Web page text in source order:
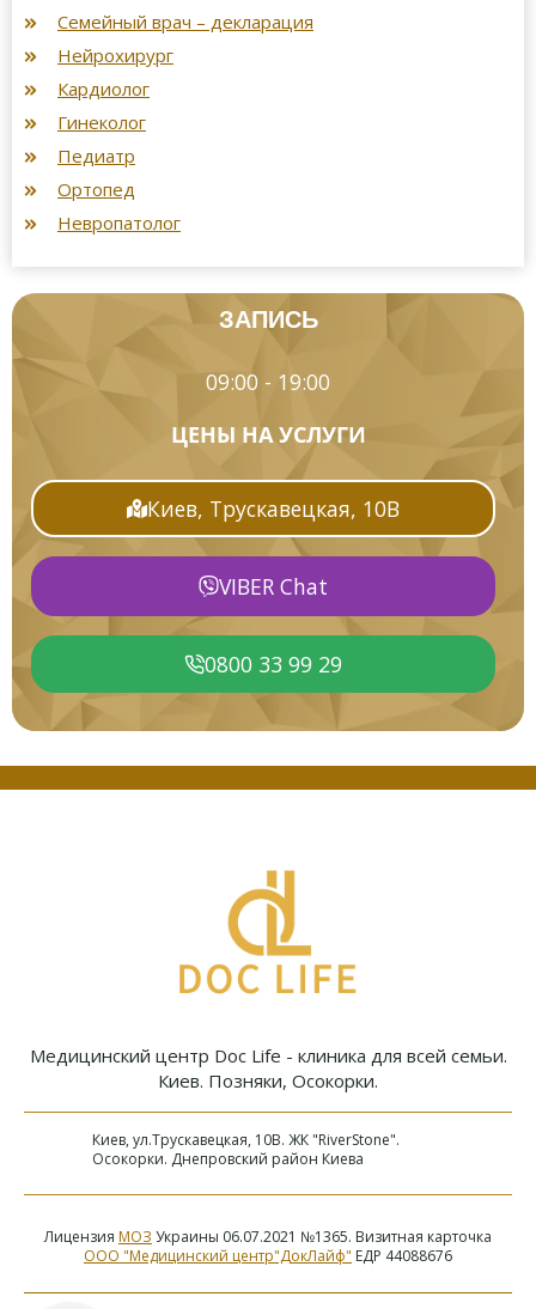
Семейный врач – декларация
Нейрохирург
Кардиолог
Гинеколог
Педиатр
Ортопед
Невропатолог
ЗАПИСЬ
09:00 - 19:00
ЦЕНЫ НА УСЛУГИ
Киев, Трускавецкая, 10В
VIBER Chat
0800 33 99 29
Медицинский центр Doc Life - клиника для всей семьи.
Киев. Позняки, Осокорки.
Киев, ул.Трускавецкая, 10В. ЖК "RiverStone".
Осокорки. Днепровский район Киева
Лицензия МОЗ Украины 06.07.2021 №1365. Визитная карточка
ООО "Медицинский центр"ДокЛайф" ЕДР 44088676